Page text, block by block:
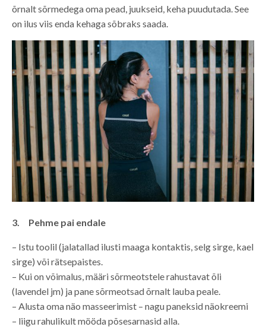
õrnalt sõrmedega oma pead, juukseid, keha puudutada. See
on ilus viis enda kehaga sõbraks saada.
3. Pehme pai endale
– Istu toolil (jalatallad ilusti maaga kontaktis, selg sirge, kael
sirge) või rätsepaistes.
– Kui on võimalus, määri sõrmeotstele rahustavat õli
(lavendel jm) ja pane sõrmeotsad õrnalt lauba peale.
– Alusta oma näo masseerimist – nagu paneksid näokreemi
– liigu rahulikult mööda põsesarnasid alla.